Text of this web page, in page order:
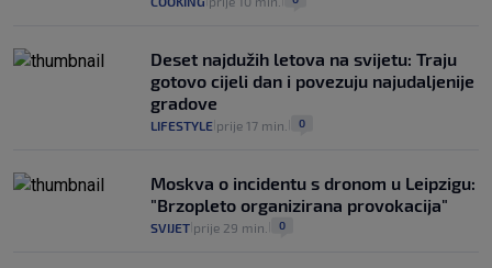
Deset najdužih letova na svijetu: Traju
gotovo cijeli dan i povezuju najudaljenije
gradove
LIFESTYLE prije 17 min. 0
Moskva o incidentu s dronom u Leipzigu:
"Brzopleto organizirana provokacija"
SVIJET prije 29 min. 0